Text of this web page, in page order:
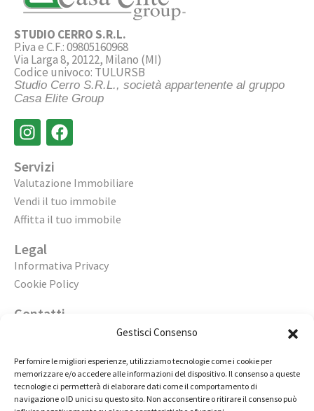
Gestisci Consenso
Per fornire le migliori esperienze, utilizziamo tecnologie come i cookie per
memorizzare e/o accedere alle informazioni del dispositivo. Il consenso a queste
tecnologie ci permetterà di elaborare dati come il comportamento di
navigazione o ID unici su questo sito. Non acconsentire o ritirare il consenso può
STUDIO CERRO S.R.L.
P.iva e C.F.: 09805160968
Via Larga 8, 20122, Milano (MI)
Codice univoco: TULURSB
Studio Cerro S.R.L., società appartenente al gruppo
Casa Elite Group
Servizi
Valutazione Immobiliare
Vendi il tuo immobile
Affitta il tuo immobile
Legal
Informativa Privacy
Cookie Policy
Contatti
02 98236472
info@immobiliarecasaelite.it